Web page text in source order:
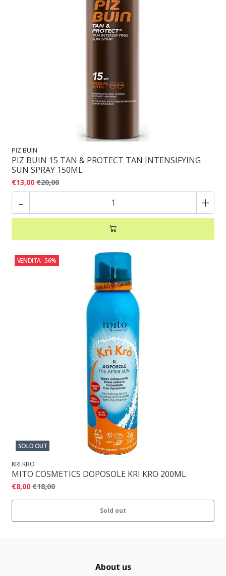
PIZ BUIN
PIZ BUIN 15 TAN & PROTECT TAN INTENSIFYING
SUN SPRAY 150ML
€13,00 €20,00
- +
VENDITA -56%
SOLD OUT
KRI KRO
MITO COSMETICS DOPOSOLE KRI KRO 200ML
€8,00 €18,00
Sold out
About us